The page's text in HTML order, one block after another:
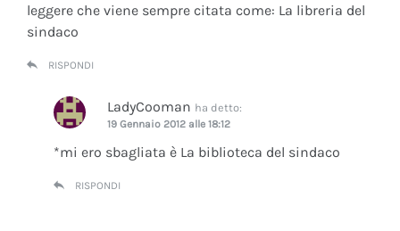
leggere che viene sempre citata come: La libreria del
sindaco
RISPONDI
LadyCooman ha detto:
19 Gennaio 2012 alle 18:12
*mi ero sbagliata è La biblioteca del sindaco
RISPONDI